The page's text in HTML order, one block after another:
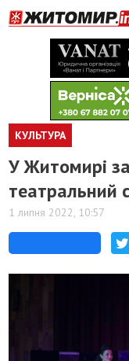
КУЛЬТУРА
У Житомирі
театральний
1 липня 2022, 10:57